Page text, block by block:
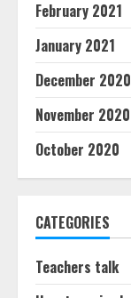
February 2021
January 2021
December 2020
November 2020
October 2020
CATEGORIES
Teachers talk